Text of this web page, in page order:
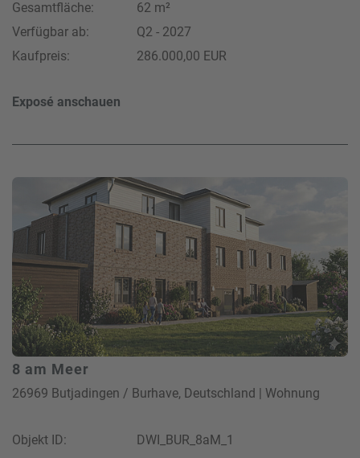
Gesamtfläche:
62 m²
Verfügbar ab:
Q2 - 2027
Kaufpreis:
286.000,00 EUR
Exposé anschauen
8 am Meer
26969 Butjadingen / Burhave, Deutschland | Wohnung
Objekt ID:
DWI_BUR_8aM_1